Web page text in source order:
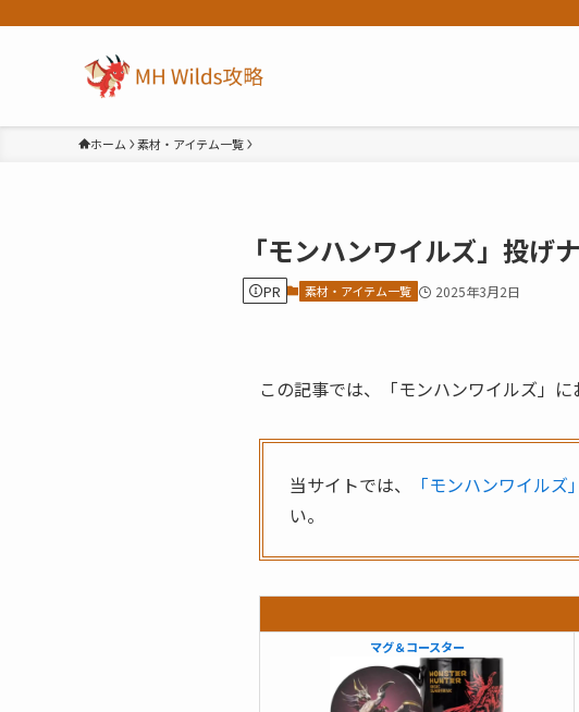
ホーム 素材・アイテム一覧
「モンハンワイルズ」投
PR 素材・アイテム一覧 2025年3月2日
この記事では、「モンハンワイルズ」
当サイトでは、 「モンハンワイルズ
い。
マグ＆コースター